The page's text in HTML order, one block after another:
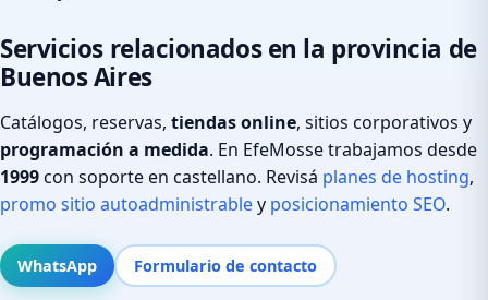
Servicios relacionados en la provincia de
Buenos Aires
Catálogos, reservas, tiendas online, sitios corporativos y
programación a medida. En EfeMosse trabajamos desde
1999con soporte en castellano. Revisá planes de hosting,
promo sitio autoadministrabley posicionamiento SEO.
WhatsApp Formulario de contacto